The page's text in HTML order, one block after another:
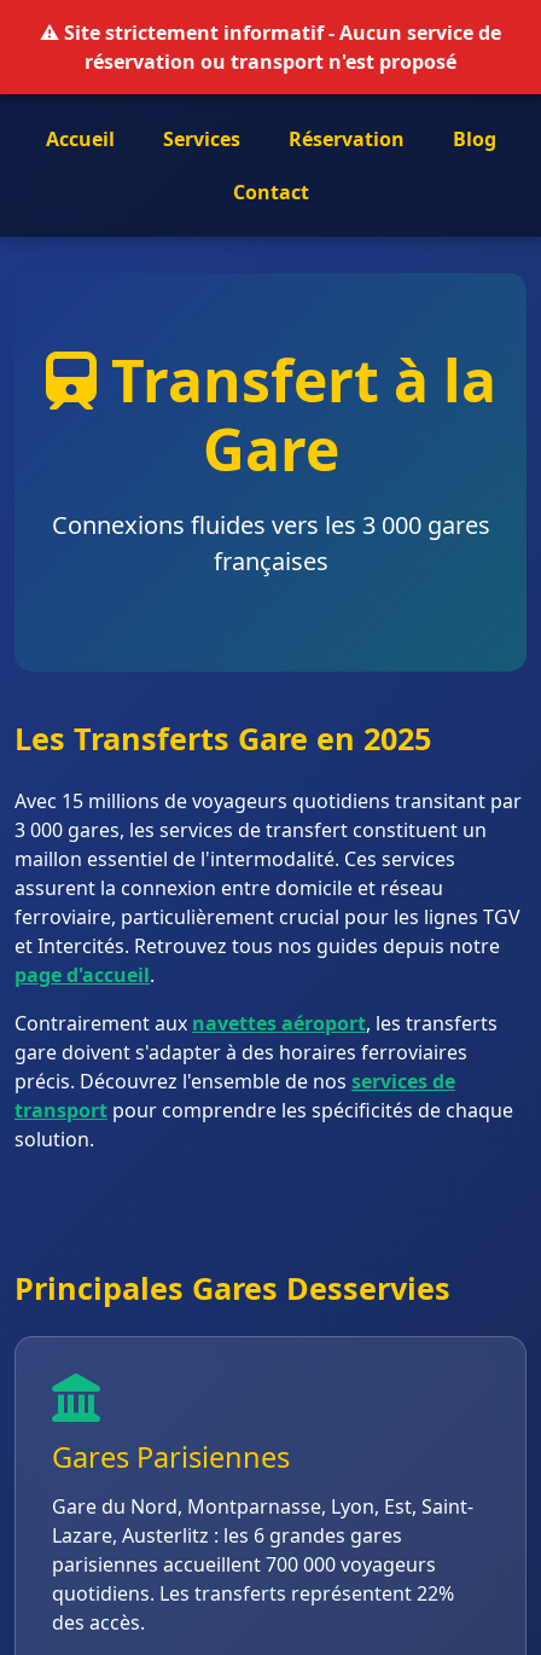
⚠️ Site strictement informatif - Aucun service de
réservation ou transport n'est proposé
Accueil Services Réservation
Blog
Contact
Transfert à la
Gare
Connexions fluides vers les 3 000 gares
françaises
Les Transferts Gare en 2025
Avec 15 millions de voyageurs quotidiens transitant par
3 000 gares, les services de transfert constituent un
maillon essentiel de l'intermodalité. Ces services
assurent la connexion entre domicile et réseau
ferroviaire, particulièrement crucial pour les lignes TGV
et Intercités. Retrouvez tous nos guides depuis notre
page d'accueil.
Contrairement aux navettes aéroport, les transferts
gare doivent s'adapter à des horaires ferroviaires
précis. Découvrez l'ensemble de nos services de
transport pour comprendre les spécificités de chaque
solution.
Principales Gares Desservies
Gares Parisiennes
Gare du Nord, Montparnasse, Lyon, Est, Saint-
Lazare, Austerlitz : les 6 grandes gares
parisiennes accueillent 700 000 voyageurs
quotidiens. Les transferts représentent 22%
des accès.